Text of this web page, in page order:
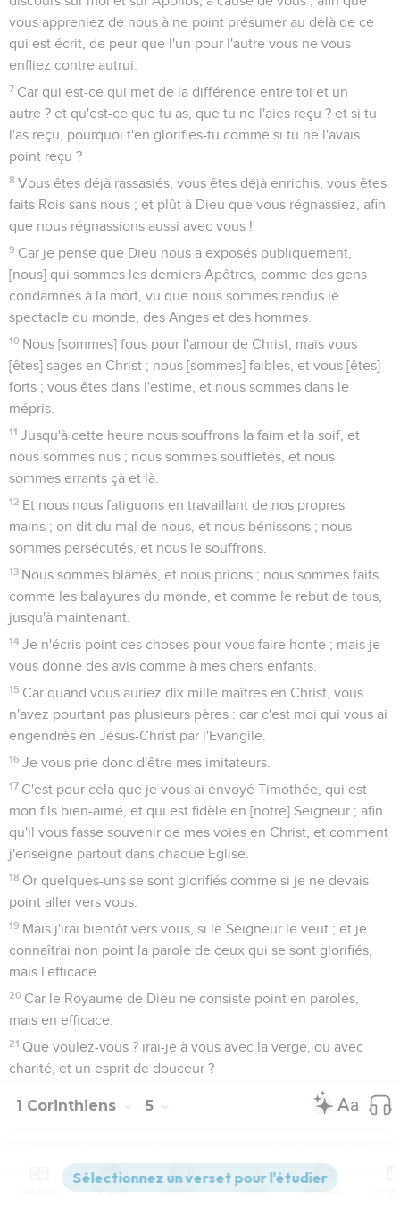
vous appreniez de nous à ne point présumer au delà de ce
qui est écrit, de peur que l'un pour l'autre vous ne vous
enfliez contre autrui.
7 Car qui est-ce qui met de la différence entre toi et un
autre ? et qu'est-ce que tu as, que tu ne l'aies reçu ? et si tu
l'as reçu, pourquoi t'en glorifies-tu comme si tu ne l'avais
point reçu ?
8 Vous êtes déjà rassasiés, vous êtes déjà enrichis, vous êtes
faits Rois sans nous ; et plût à Dieu que vous régnassiez, afin
que nous régnassions aussi avec vous !
9 Car je pense que Dieu nous a exposés publiquement,
[nous] qui sommes les derniers Apôtres, comme des gens
condamnés à la mort, vu que nous sommes rendus le
spectacle du monde, des Anges et des hommes.
10 Nous [sommes] fous pour l'amour de Christ, mais vous
[êtes] sages en Christ ; nous [sommes] faibles, et vous [êtes]
forts ; vous êtes dans l'estime, et nous sommes dans le
mépris.
11 Jusqu'à cette heure nous souffrons la faim et la soif, et
nous sommes nus ; nous sommes souffletés, et nous
sommes errants çà et là.
12 Et nous nous fatiguons en travaillant de nos propres
mains ; on dit du mal de nous, et nous bénissons ; nous
sommes persécutés, et nous le souffrons.
13 Nous sommes blâmés, et nous prions ; nous sommes faits
comme les balayures du monde, et comme le rebut de tous,
jusqu'à maintenant.
14 Je n'écris point ces choses pour vous faire honte ; mais je
vous donne des avis comme à mes chers enfants.
15 Car quand vous auriez dix mille maîtres en Christ, vous
n'avez pourtant pas plusieurs pères : car c'est moi qui vous ai
engendrés en Jésus-Christ par l'Evangile.
16 Je vous prie donc d'être mes imitateurs.
17 C'est pour cela que je vous ai envoyé Timothée, qui est
mon fils bien-aimé, et qui est fidèle en [notre] Seigneur ; afin
qu'il vous fasse souvenir de mes voies en Christ, et comment
j'enseigne partout dans chaque Eglise.
18 Or quelques-uns se sont glorifiés comme si je ne devais
point aller vers vous.
19 Mais j'irai bientôt vers vous, si le Seigneur le veut ; et je
connaîtrai non point la parole de ceux qui se sont glorifiés,
mais l'efficace.
20 Car le Royaume de Dieu ne consiste point en paroles,
mais en efficace.
21 Que voulez-vous ? irai-je à vous avec la verge, ou avec
charité, et un esprit de douceur ?
1 Corinthiens 5
Seuls les Évangiles sont disponibles en vidéo pour le moment.
Versions Commentaires Strong